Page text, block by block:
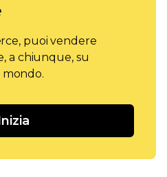
puoi vendere
a chiunque, su